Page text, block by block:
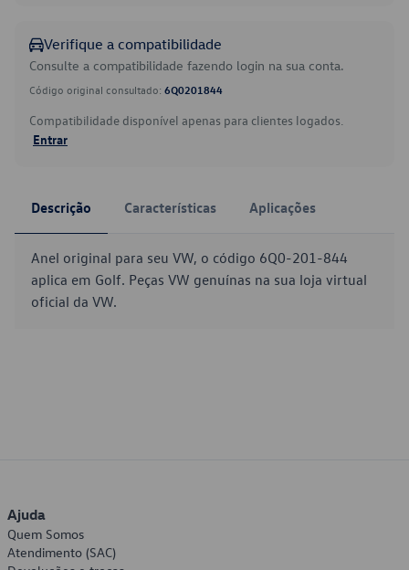
Verifique a compatibilidade
Consulte a compatibilidade fazendo login na sua conta.
Código original consultado: 6Q0201844
Compatibilidade disponível apenas para clientes logados.
Entrar
Descrição Características Aplicações
Anel original para seu VW, o código 6Q0-201-844
aplica em Golf. Peças VW genuínas na sua loja virtual
oficial da VW.
Ajuda
Quem Somos
Atendimento (SAC)